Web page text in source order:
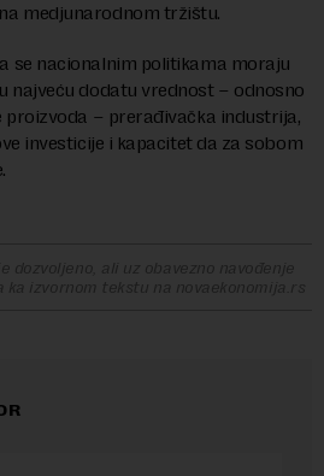
medjunarodnom tržištu.
se nacionalnim politikama moraju
najveću dodatu vrednost – odnosno
proizvoda – prerađivačka industrija,
investicije i kapacitet da za sobom
dozvoljeno, ali uz obavezno navođenje
izvornom tekstu na novaekonomija.rs